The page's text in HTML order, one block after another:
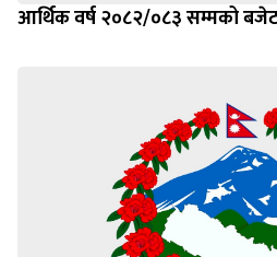
आर्थिक वर्ष २०८२/०८३ सम्मको बजेट